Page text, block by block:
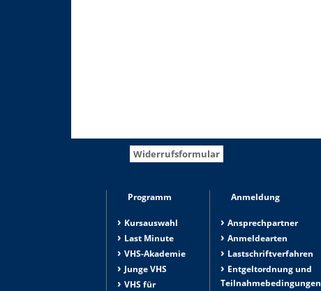
Widerrufsformular
Programm
Kursauswahl
Last Minute
VHS-Akademie
Junge VHS
VHS für
Anmeldung
Ansprechpartner
Anmeldearten
Lastschriftverfahren
Entgeltordnung und
Teilnahmebedingungen